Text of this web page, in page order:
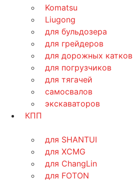
Komatsu
Liugong
для бульдозера
для грейдеров
для дорожных катков
для погрузчиков
для тягачей
самосвалов
экскаваторов
КПП
для SHANTUI
для XCMG
для ChangLin
для FOTON